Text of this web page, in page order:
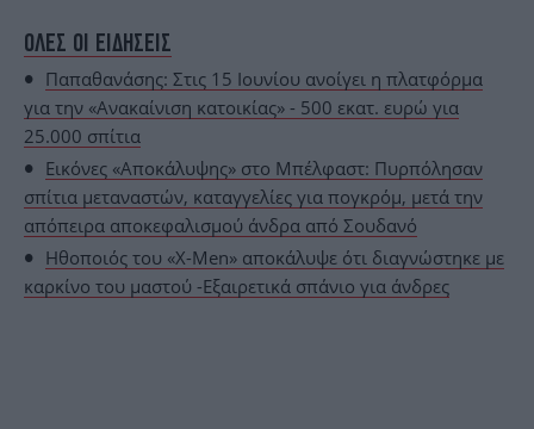
ΟΛΕΣ ΟΙ ΕΙΔΗΣΕΙΣ
Παπαθανάσης: Στις 15 Ιουνίου ανοίγει η πλατφόρμα
για την «Ανακαίνιση κατοικίας» - 500 εκατ. ευρώ για
25.000 σπίτια
Εικόνες «Αποκάλυψης» στο Μπέλφαστ: Πυρπόλησαν
σπίτια μεταναστών, καταγγελίες για πογκρόμ, μετά την
απόπειρα αποκεφαλισμού άνδρα από Σουδανό
Ηθοποιός του «X-Men» αποκάλυψε ότι διαγνώστηκε με
καρκίνο του μαστού -Εξαιρετικά σπάνιο για άνδρες